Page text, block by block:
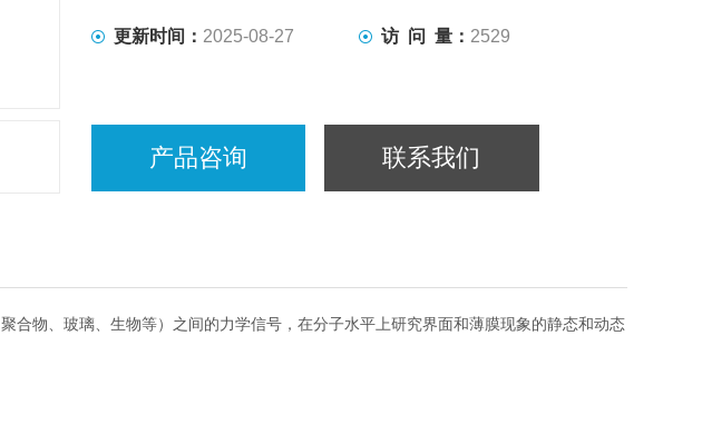
更新时间： 2025-08-27 访 问 量： 2529
产品咨询 联系我们
合物、玻璃、生物等）之间的力学信号，在分子水平上研究界面和薄膜现象的静态和动态